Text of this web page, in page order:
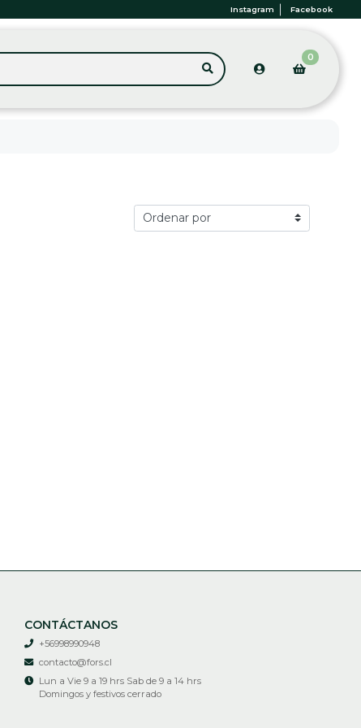
Instagram Facebook
0
CONTÁCTANOS
+56998990948
contacto@fors.cl
Lun a Vie 9 a 19 hrs Sab de 9 a 14 hrs
Domingos y festivos cerrado